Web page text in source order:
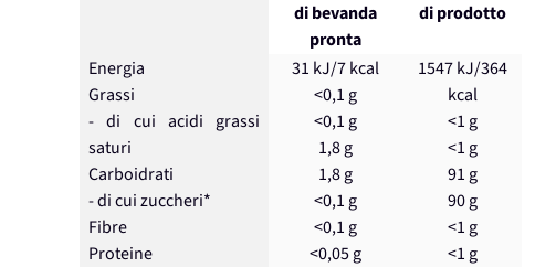
di bevanda
pronta
di prodotto
Energia
Grassi
- di cui acidi grassi
saturi
Carboidrati
- di cui zuccheri*
Fibre
Proteine
31 kJ/7 kcal
<0,1 g
<0,1 g
1,8 g
1,8 g
<0,1 g
<0,1 g
<0,05 g
1547 kJ/364
kcal
<1 g
<1 g
91 g
90 g
<1 g
<1 g